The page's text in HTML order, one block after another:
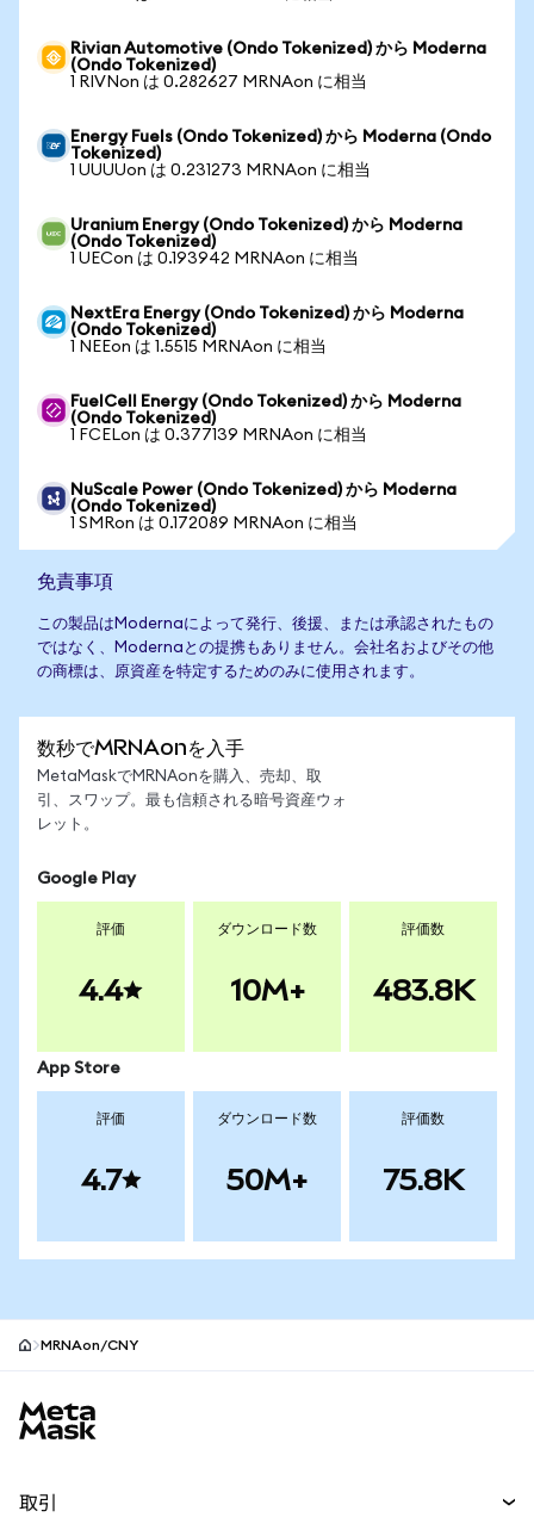
Rivian Automotive (Ondo Tokenized) から Moderna
(Ondo Tokenized)
1 RIVNon は 0.282627 MRNAon に相当
Energy Fuels (Ondo Tokenized) から Moderna (Ondo
Tokenized)
1 UUUUon は 0.231273 MRNAon に相当
Uranium Energy (Ondo Tokenized) から Moderna
(Ondo Tokenized)
1 UECon は 0.193942 MRNAon に相当
NextEra Energy (Ondo Tokenized) から Moderna
(Ondo Tokenized)
1 NEEon は 1.5515 MRNAon に相当
FuelCell Energy (Ondo Tokenized) から Moderna
(Ondo Tokenized)
1 FCELon は 0.377139 MRNAon に相当
NuScale Power (Ondo Tokenized) から Moderna
(Ondo Tokenized)
1 SMRon は 0.172089 MRNAon に相当
免責事項
この製品はModernaによって発行、後援、または承認されたもの
ではなく、Modernaとの提携もありません。会社名およびその他
の商標は、原資産を特定するためのみに使用されます。
数秒でMRNAonを入手
MetaMaskでMRNAonを購入、売却、取
引、スワップ。最も信頼される暗号資産ウォ
レット。
Google Play
評価
4.4
ダウンロード数
10M+
評価数
483.8K
App Store
評価
4.7
ダウンロード数
50M+
評価数
75.8K
MRNAon/CNY
取引